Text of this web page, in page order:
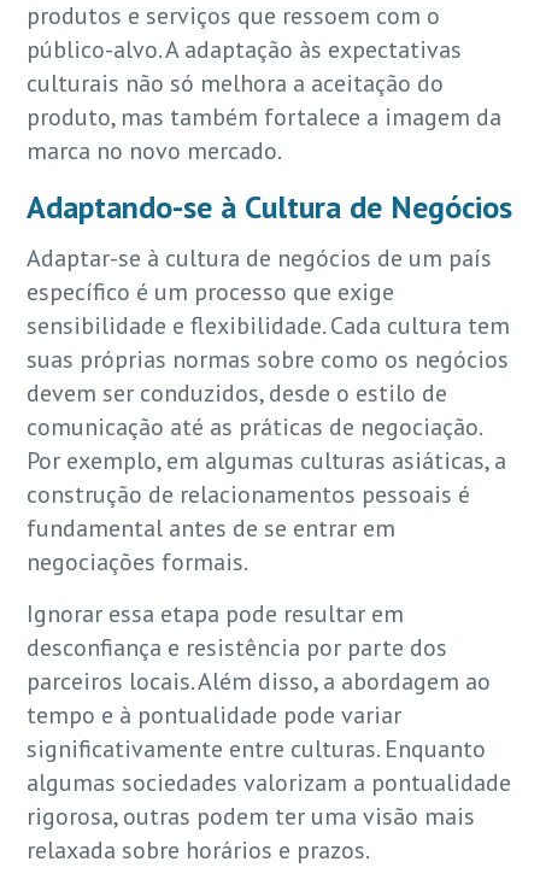
produtos e serviços que ressoem com o
público-alvo. A adaptação às expectativas
culturais não só melhora a aceitação do
produto, mas também fortalece a imagem da
marca no novo mercado.
Adaptando-se à Cultura de Negócios
Adaptar-se à cultura de negócios de um país
específico é um processo que exige
sensibilidade e flexibilidade. Cada cultura tem
suas próprias normas sobre como os negócios
devem ser conduzidos, desde o estilo de
comunicação até as práticas de negociação.
Por exemplo, em algumas culturas asiáticas, a
construção de relacionamentos pessoais é
fundamental antes de se entrar em
negociações formais.
Ignorar essa etapa pode resultar em
desconfiança e resistência por parte dos
parceiros locais. Além disso, a abordagem ao
tempo e à pontualidade pode variar
significativamente entre culturas. Enquanto
algumas sociedades valorizam a pontualidade
rigorosa, outras podem ter uma visão mais
relaxada sobre horários e prazos.